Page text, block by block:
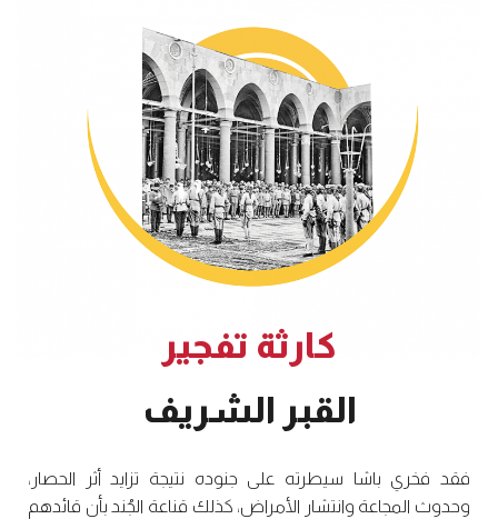
كارثة تفجير
القبر الشريف
فقد فخري باشا سيطرته على جنوده نتيجة تزايد أثر الحصار،
وحدوث المجاعة وانتشار الأمراض، كذلك قناعة الجُند بأن قائدهم